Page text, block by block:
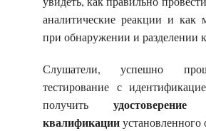
аналитические реакции и как
при обнаружении и разделении
Слушатели, успешно
тестирование с
получить
квалификацииустановленного